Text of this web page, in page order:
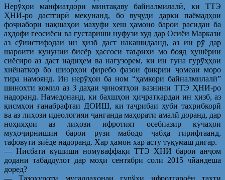
Нерӯҳои манфиатдори минтақаву байналмилалӣ, ки ТТЭ
ҲНИ-ро дастгирӣ мекунанд, бо вуҷуди дарки паёмадҳои
фоҷиабори нақшаҳои махуфи хеш ҳамоно барои расидан ба
аҳдофи геосиёсӣ ва густариши нуфузи худ дар Осиёи Марказӣ
аз сӯиистифодаи ин ҳизб даст накашидаанд, аз ин рӯ дар
шароити кунунии бисёр ҳассоси таърихӣ мо бояд ҳушёрии
сиёсиро аз даст надиҳем ва нагузорем, ки ин гуна гурӯҳҳои
хиёнаткор бо шиорҳои фиребо фазои фикрии ҷомеаи моро
тира намоянд. Ин нерӯҳои ба ном “ҳамкори байналмилалӣ”
шинохти комил аз 3 даҳаи ҷиноятҳои вазнини ТТЭ ҲНИ-ро
надоранд. Намедонанд, ки бахшҳои ҳиҷраткардаи ин ҳизб, аз
қисмҳои ғанабрафтаи ДОИШ, ки таҷрибаи хуби тахрибкорӣ
ва аз лиҳози идеологияи ҷанганда маҳорати амалӣ доранд, дар
ноҳияҳои аз лиҳози ифротият осебпазир кӯчаҳои
муҳоҷирнишин барои рӯзи мабодо ҷабҳа гирифтаанд,
тафовути зиёде надоранд. Хар ҳамон хар асту туқумаш дигар.
— Нисбати кӯшиши номуваффақи ТТЭ ҲНИ барои анҷом
додани табаддулот дар моҳи сентябри соли 2015 чӣандеша
доред?
— Тазоҳуроти мусаллаҳонаи гурўҳи ифротгароён таҳти